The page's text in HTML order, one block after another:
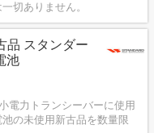
切ありません。
品 スタンダー
池
電力トランシーバーに使用
の未使用新古品を数量限